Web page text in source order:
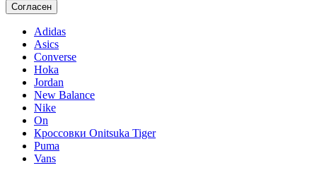
Согласен
Adidas
Asics
Converse
Hoka
Jordan
New Balance
Nike
On
Кроссовки Onitsuka Tiger
Puma
Vans